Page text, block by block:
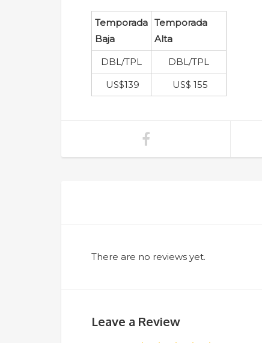
Temporada
Baja
Temporada
Alta
DBL/TPL
DBL/TPL
US$139
US$ 155
There are no reviews yet.
Leave a Review